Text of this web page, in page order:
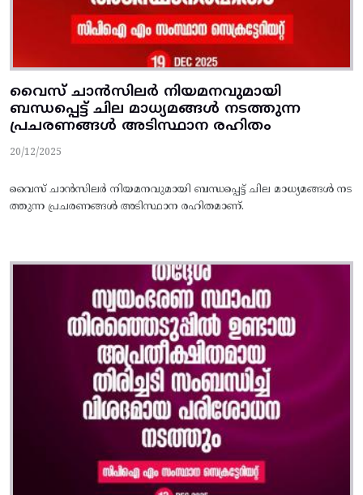
വൈസ്‌ ചാന്‍സിലര്‍ നിയമനവുമായി
ബന്ധപ്പെട്ട്‌ ചില മാധ്യമങ്ങള്‍ നടത്തുന്ന
പ്രചരണങ്ങള്‍ അടിസ്ഥാന രഹിതം
20/12/2025
വൈസ്‌ ചാന്‍സിലര്‍ നിയമനവുമായി ബന്ധപ്പെട്ട്‌ ചില മാധ്യമങ്ങള്‍ നട
ത്തുന്ന പ്രചരണങ്ങള്‍ അടിസ്ഥാന രഹിതമാണ്.